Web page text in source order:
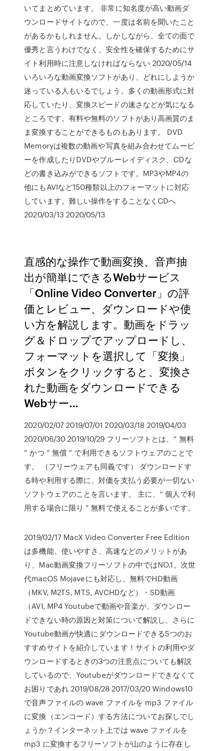
いてまとめています。 非常に知名度が高い動画ダ
ウンロードサイトなので、一度は名前を聞いたこと
があるかもしれません。しかしながら、全ての面で
優秀と言うわけでなく、安全性を確保するためにサ
イト利用時に注意しなければならない 2020/05/14
いろいろな動画変換ソフトがあり、どれにしようか
迷っている人もいるでしょう。多くの動画形式に対
応していたり、変換スピードの速さなどが気になる
ところです。有料や無料のソフトがあり高画質のま
ま変換することができるものもあります。 DVD
Memoryは複数の動画や写真を組み合わせてムービ
ーを作成したりDVDやブルーレイディスク、CDな
どの書き込みができるソフトです。MP3やMP4の
他にもAVIなど150種類以上のフォーマットに対応
しています。難しい操作をすることなくCDへ
2020/03/13 2020/05/13
直感的な操作で動画変換、音声抽
出が簡単にできるWebサービス
「Online Video Converter」の評
価とレビュー、ダウンロードや使
い方を解説します。動画をドラッ
グ＆ドロップでアップロードし、
フォーマットを選択して「変換」
ボタンをクリックすると、変換さ
れた動画をダウンロードできる
Webサー…
2020/02/07 2019/07/01 2020/03/18 2019/04/03
2020/06/30 2019/10/29 フリーソフトとは、“ 無料
” かつ “ 無償 ” で利用できるソフトウェアのことで
す。 （フリーウェアも同義です） ダウンロードす
る時や利用する際に、対価を支払う必要が一切ない
ソフトウェアのことを言います。 主に、“ 個人で利
用する場合に限り ” 無料で使えることが多いです。
2019/02/17 MacX Video Converter Free Edition
は多機能、使いやすさ、高速などのメリットがあ
り、Mac動画変換フリーソフトの中ではNO.1。次世
代macOS Mojaveにも対応し、無料でHD動画
（MKV, M2TS, MTS, AVCHDなど）・SD動画
（AVI, MP4 Youtubeで動画や音楽が、ダウンロー
ドできない時の原因と対策について解説し、さらに
Youtube動画が快適にダウンロードできる5つのお
すすめサイトを紹介しています！サイトの利用やダ
ウンロードするときの3つの注意点についても解説
しているので、Youtubeがダウンロードできなくて
お困りであれ 2019/08/28 2017/03/20 Windows10
で音声ファイルの wave ファイルを mp3 ファイル
に変換（エンコード）する方法についてお探しでし
ょうか？インターネット上では wave ファイルを
mp3 に変換するフリーソフトが山のように存在し